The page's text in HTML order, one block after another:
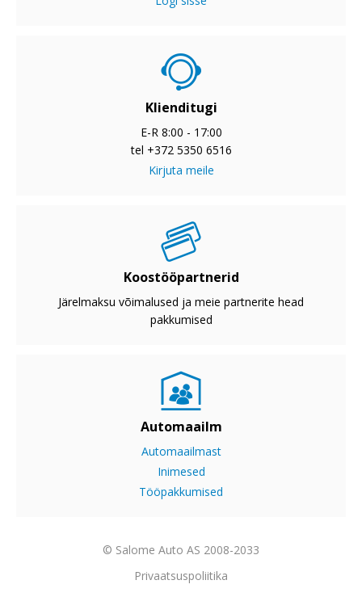
Klienditugi
E-R 8:00 - 17:00
tel +372 5350 6516
Kirjuta meile
Koostööpartnerid
Järelmaksu võimalused ja meie partnerite head
pakkumised
Automaailm
Automaailmast
Inimesed
Tööpakkumised
© Salome Auto AS 2008-2033
Privaatsuspoliitika